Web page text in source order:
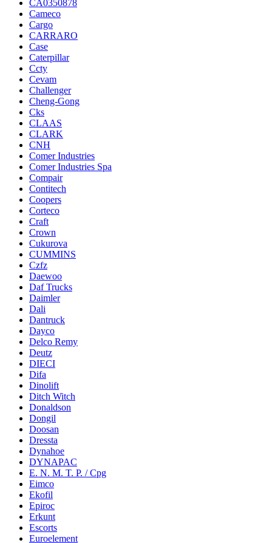
CA0350878
Cameco
Cargo
CARRARO
Case
Caterpillar
Ccty
Cevam
Challenger
Cheng-Gong
Cks
CLAAS
CLARK
CNH
Comer Industries
Comer Industries Spa
Compair
Contitech
Coopers
Corteco
Craft
Crown
Cukurova
CUMMINS
Czfz
Daewoo
Daf Trucks
Daimler
Dali
Dantruck
Dayco
Delco Remy
Deutz
DIECI
Difa
Dinolift
Ditch Witch
Donaldson
Dongil
Doosan
Dressta
Dynahoe
DYNAPAC
E. N. M. T. P. / Cpg
Eimco
Ekofil
Epiroc
Erkunt
Escorts
Euroelement